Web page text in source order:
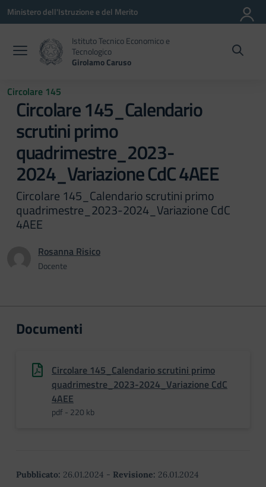
Vai ai contenuti
Vai al menu di navigazione
Vai al footer
Ministero dell'Istruzione e del Merito
Istituto Tecnico Economico e
Tecnologico
Girolamo Caruso
Circolare 145
Circolare 145_Calendario
scrutini primo
quadrimestre_2023-
2024_Variazione CdC 4AEE
Circolare 145_Calendario scrutini primo
quadrimestre_2023-2024_Variazione CdC
4AEE
Rosanna Risico
Docente
Documenti
Circolare 145_Calendario scrutini primo
quadrimestre_2023-2024_Variazione CdC
4AEE
pdf - 220 kb
Pubblicato: 26.01.2024 - Revisione: 26.01.2024